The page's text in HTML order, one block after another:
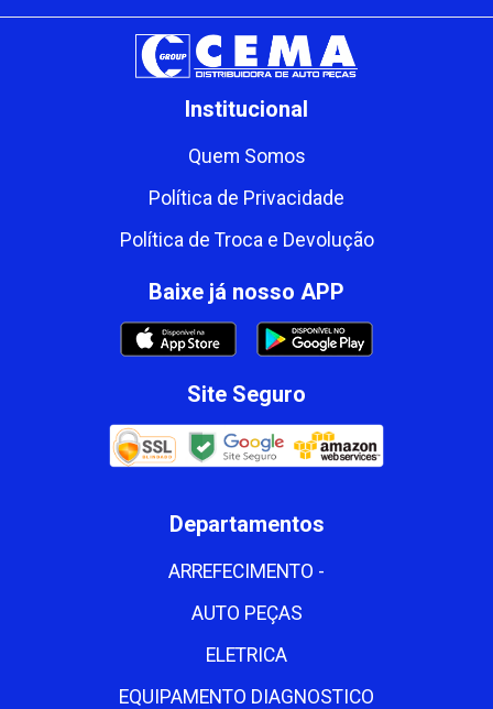
Institucional
Quem Somos
Política de Privacidade
Política de Troca e Devolução
Baixe já nosso APP
Site Seguro
Departamentos
ARREFECIMENTO -
AUTO PEÇAS
ELETRICA
EQUIPAMENTO DIAGNOSTICO